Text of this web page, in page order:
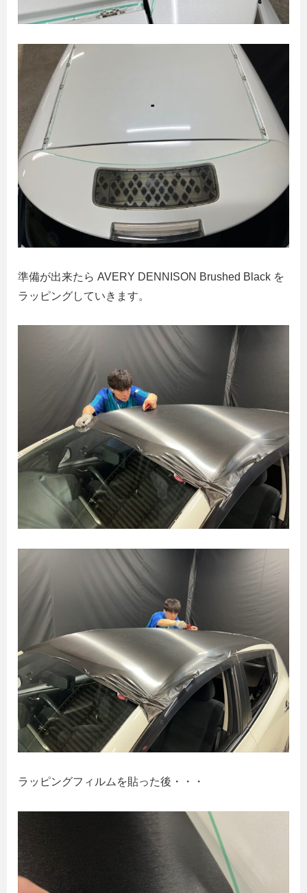
準備が出来たら AVERY DENNISON Brushed Black を
ラッピングしていきます。
ラッピングフィルムを貼った後・・・